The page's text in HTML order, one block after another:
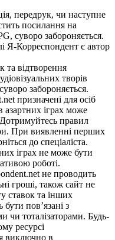
передрук, чи наступне
посилання на
суворо забороняється.
Я-Корреспондент є автор
та відтворення
творів
забороняється.
призначені для осіб
азартних іграх може
правил
При виявленні перших
до спеціаліста.
іграх не може бути
роботі.
не проводить
гроші, також сайт не
ставок та інших
бути пов’язані з
чи тоталізаторами. Будь-
ресурсі
виключно в